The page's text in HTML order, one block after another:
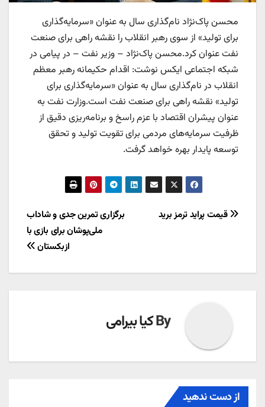
محسن پاک‌نژاد نام‌گذاری سال به عنوان «سرمایه‌گذاری
برای تولید» از سوی رهبر انقلاب را نقشه راهی برای صنعت
نفت عنوان کرد.محسن پاک‌نژاد – وزیر نفت – در پیامی در
شبکه اجتماعی ایکس نوشت: اقدام حکیمانه رهبر معظم
انقلاب در نام‌گذاری سال به عنوان «سرمایه‌گذاری برای
تولید» نقشه راهی برای صنعت نفت است.‏وزارت نفت به
عنوان پیشران اقتصاد با عزم راسخ و برنامه‌ریزی دقیق از
ظرفیت سرمایه‌های مردمی برای تقویت تولید و تحقق
توسعه پایدار بهره خواهد گرفت.
راهبری
برگزاری تمرین جدی و شاداب
ملی‌پوشان برای بازی با
ازبکستان
قیمت پراید ترمز برید
Byکیا بیرامی
از دست ندهید